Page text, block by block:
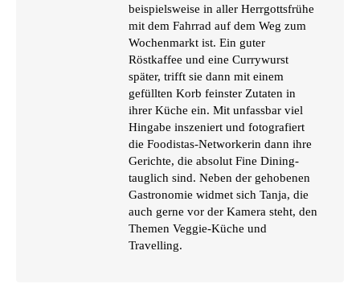
beispielsweise in aller Herrgottsfrühe
mit dem Fahrrad auf dem Weg zum
Wochenmarkt ist. Ein guter
Röstkaffee und eine Currywurst
später, trifft sie dann mit einem
gefüllten Korb feinster Zutaten in
ihrer Küche ein. Mit unfassbar viel
Hingabe inszeniert und fotografiert
die Foodistas-Networkerin dann ihre
Gerichte, die absolut Fine Dining-
tauglich sind. Neben der gehobenen
Gastronomie widmet sich Tanja, die
auch gerne vor der Kamera steht, den
Themen Veggie-Küche und
Travelling.